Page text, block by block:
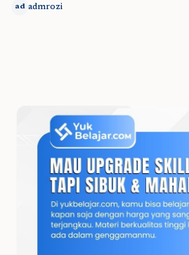
ad admrozi